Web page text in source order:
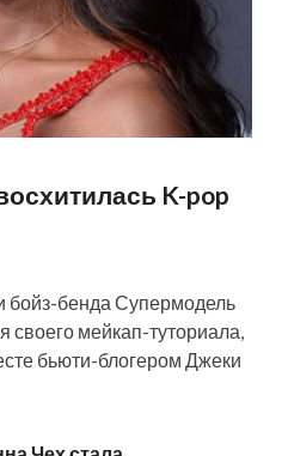
K-pop
бойз-бенда Супермодель
мейкап-туториала,
бьюти-блогером Джеки